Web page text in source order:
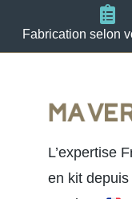
Fabrication selon
L’expertise
en kit